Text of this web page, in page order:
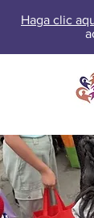
Haga clic